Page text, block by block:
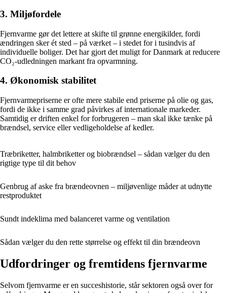
3. Miljøfordele
Fjernvarme gør det lettere at skifte til grønne energikilder, fordi
ændringen sker ét sted – på værket – i stedet for i tusindvis af
individuelle boliger. Det har gjort det muligt for Danmark at reducere
CO₂-udledningen markant fra opvarmning.
4. Økonomisk stabilitet
Fjernvarmepriserne er ofte mere stabile end priserne på olie og gas,
fordi de ikke i samme grad påvirkes af internationale markeder.
Samtidig er driften enkel for forbrugeren – man skal ikke tænke på
brændsel, service eller vedligeholdelse af kedler.
Træbriketter, halmbriketter og biobrændsel – sådan vælger du den
rigtige type til dit behov
Genbrug af aske fra brændeovnen – miljøvenlige måder at udnytte
restproduktet
Sundt indeklima med balanceret varme og ventilation
Sådan vælger du den rette størrelse og effekt til din brændeovn
Udfordringer og fremtidens fjernvarme
Selvom fjernvarme er en succeshistorie, står sektoren også over for